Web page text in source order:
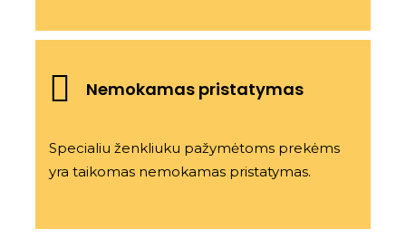
Nemokamas pristatymas
Specialiu ženkliuku pažymėtoms prekėms
yra taikomas nemokamas pristatymas.